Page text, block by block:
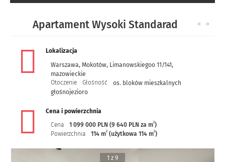
« »
Apartament Wysoki Standarad
Lokalizacja
Warszawa, Mokotów, Limanowskiegoo 11/141,
mazowieckie
Otoczenie
os. bloków mieszkalnych
Głośność
głośnojezioro
Cena i powierzchnia
Cena
1 099 000 PLN (9 640 PLN za m2)
Powierzchnia
114 m2(użytkowa 114 m2)
1 z 9